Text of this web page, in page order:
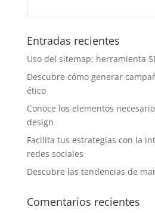
Entradas recientes
Uso del sitemap: herramienta
Descubre cómo generar
ético
Conoce los elementos
design
Facilita tus estrategias con la
redes sociales
Descubre las tendencias de
Comentarios recientes